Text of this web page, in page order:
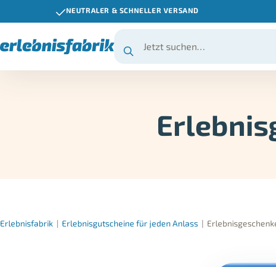
NEUTRALER & SCHNELLER VERSAND
Erlebnisfabrik | Erlebnisgutscheine für jeden Anlass |